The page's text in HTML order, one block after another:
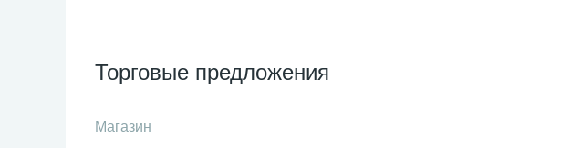
Торговые предложения
Магазин